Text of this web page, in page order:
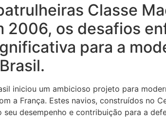
Classe
2006, os desafios
para a
iniciou um ambicioso projeto para
a França. Estes navios, construídos no
seu desempenho e contribuição para a